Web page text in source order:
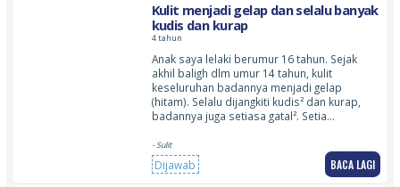
Kulit menjadi gelap dan selalu banyak
kudis dan kurap
4 tahun
Anak saya lelaki berumur 16 tahun. Sejak
akhil baligh dlm umur 14 tahun, kulit
keseluruhan badannya menjadi gelap
(hitam). Selalu dijangkiti kudis² dan kurap,
badannya juga setiasa gatal². Setia…
- Sulit
Dijawab BACA LAGI